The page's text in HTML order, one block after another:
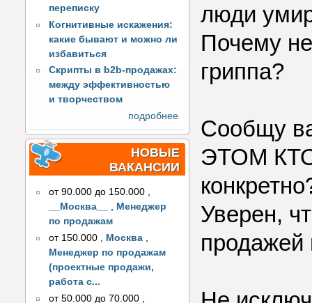
переписку
Когнитивные искажения:
какие бывают и можно ли
избавиться
Скрипты в b2b-продажах:
между эффективностью
и творчеством
подробнее
НОВЫЕ
ВАКАНСИИ
от 90.000 до 150.000 ,
__Москва__
, Менеджер
по продажам
от 150.000
Москва
Менеджер по продажам
(проектные продажи,
работа с...
от 50.000 до 70.000
люди
Почему
гриппа?
Сообщу
ЭТОМ
Уверен,
продажей